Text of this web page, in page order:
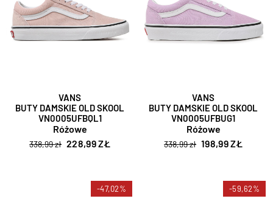
VANS
BUTY DAMSKIE OLD SKOOL
VN0005UFBQL1
Różowe
338,99 zł 228,99 ZŁ
VANS
BUTY DAMSKIE OLD SKOOL
VN0005UFBUG1
Różowe
338,99 zł 198,99 ZŁ
-47,02% -59,62%